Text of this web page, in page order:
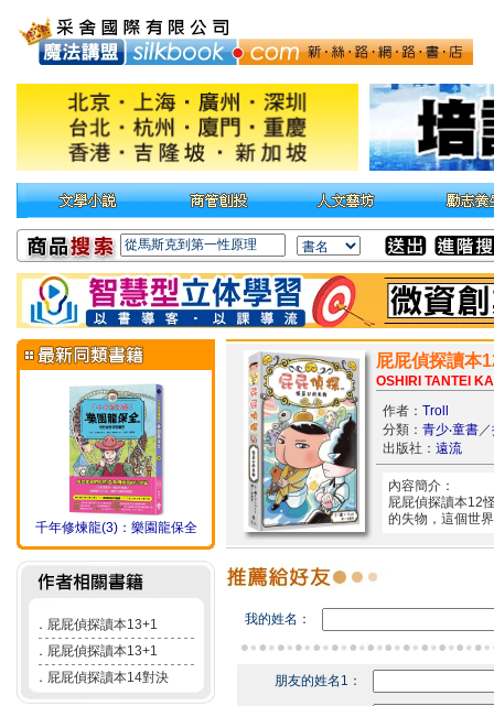
千年修煉龍(3)：樂園龍保全
． 屁屁偵探讀本13+1
． 屁屁偵探讀本13+1
． 屁屁偵探讀本14對決
屁屁偵探讀本
OSHIRI TANTEI
作者： Troll
分類： 青少‧童書／
出版社： 遠流
內容簡介：
屁屁偵探讀本12
的失物，這個
我的姓名：
朋友的姓名1：